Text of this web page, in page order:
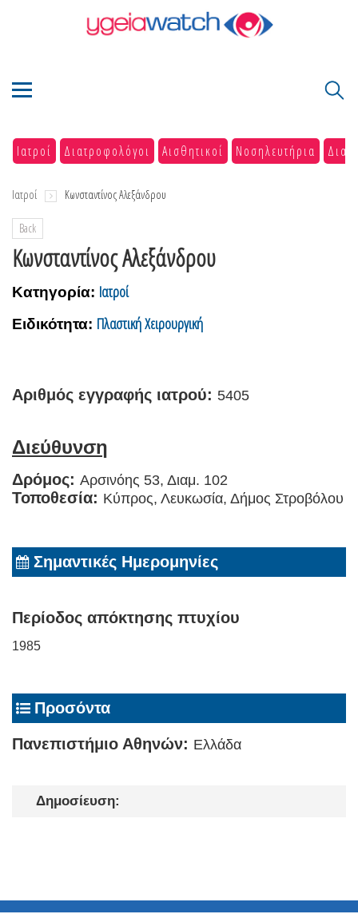
Ιατροί Διατροφολόγοι Αισθητικοί Νοσηλευτήρια
Ιατροί Κωνσταντίνος Αλεξάνδρου
Back
Κωνσταντίνος Αλεξάνδρου
Κατηγορία: Ιατροί
Ειδικότητα: Πλαστική Χειρουργική
Αριθμός εγγραφής ιατρού: 5405
Διεύθυνση
Δρόμος: Αρσινόης 53, Διαμ. 102
Τοποθεσία: Κύπρος, Λευκωσία, Δήμος Στροβόλου
Σημαντικές Ημερομηνίες
Περίοδος απόκτησης πτυχίου
1985
Προσόντα
Πανεπιστήμιο Αθηνών: Ελλάδα
Δημοσίευση: